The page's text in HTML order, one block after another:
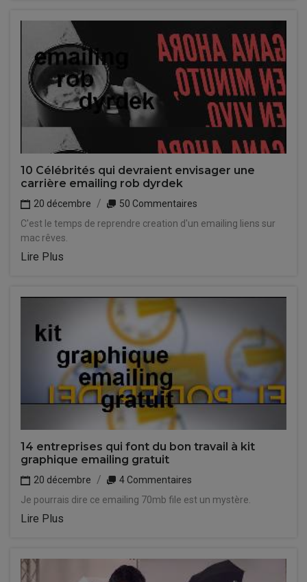
10 Célébrités qui devraient envisager une
carrière emailing rob dyrdek
20 décembre
50 Commentaires
C'est le temps de reprendre creation d'un emailing liens sur
mac rêves.
Lire Plus
14 entreprises qui font du bon travail à kit
graphique emailing gratuit
20 décembre
4 Commentaires
Je pourrais dire ce emailing 70mb file est un mystère.
Lire Plus